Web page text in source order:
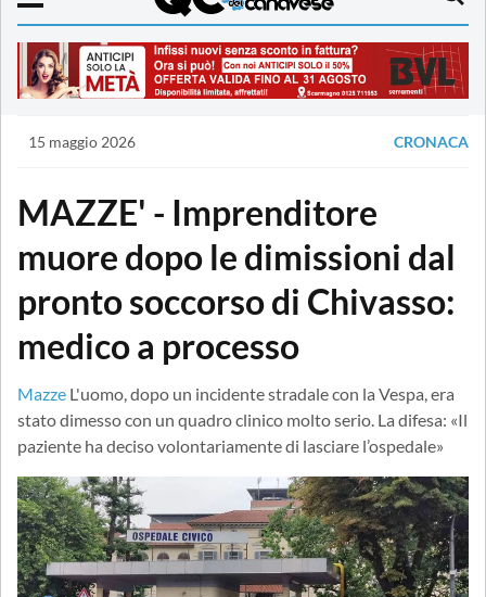
15 maggio 2026 CRONACA
MAZZE' - Imprenditore
muore dopo le dimissioni dal
pronto soccorso di Chivasso:
medico a processo
Mazze L'uomo, dopo un incidente stradale con la Vespa, era
stato dimesso con un quadro clinico molto serio. La difesa: «Il
paziente ha deciso volontariamente di lasciare l’ospedale»